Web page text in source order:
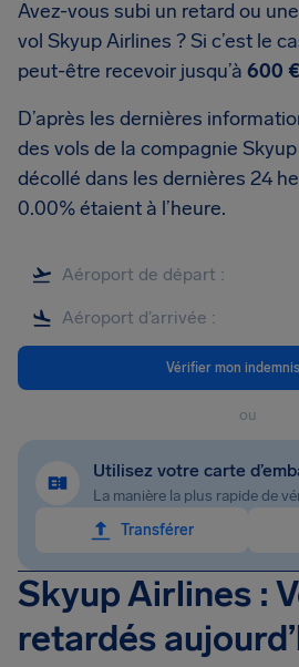
Avez-vous subi un retard ou
vol Skyup Airlines ? Si c’est le
peut-être recevoir jusqu’à 600 €
D’après les dernières
des vols de la compagnie
décollé dans les dernières 24
0.00% étaient à l’heure.
Vérifier mon
ou
Utilisez votre carte
La manière la plus rapide de
Transférer
Skyup Airlines :
retardés